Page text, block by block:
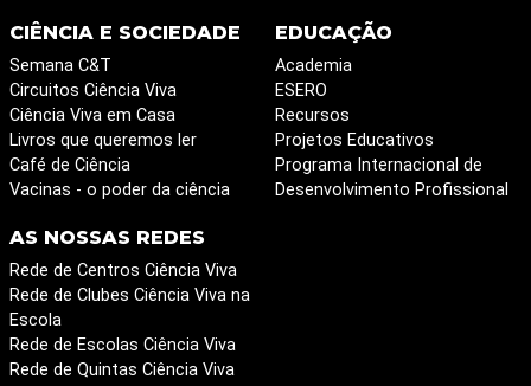
CIÊNCIA E SOCIEDADE
Semana C&T
Circuitos Ciência Viva
Ciência Viva em Casa
Livros que queremos ler
Café de Ciência
Vacinas - o poder da ciência
EDUCAÇÃO
Academia
ESERO
Recursos
Projetos Educativos
Programa Internacional de
Desenvolvimento Profissional
AS NOSSAS REDES
Rede de Centros Ciência Viva
Rede de Clubes Ciência Viva na
Escola
Rede de Escolas Ciência Viva
Rede de Quintas Ciência Viva